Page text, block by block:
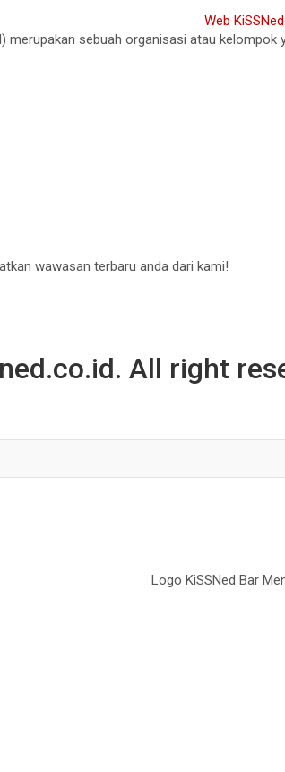
merupakan sebuah organisasi atau
wawasan terbaru anda dari kami!
All right